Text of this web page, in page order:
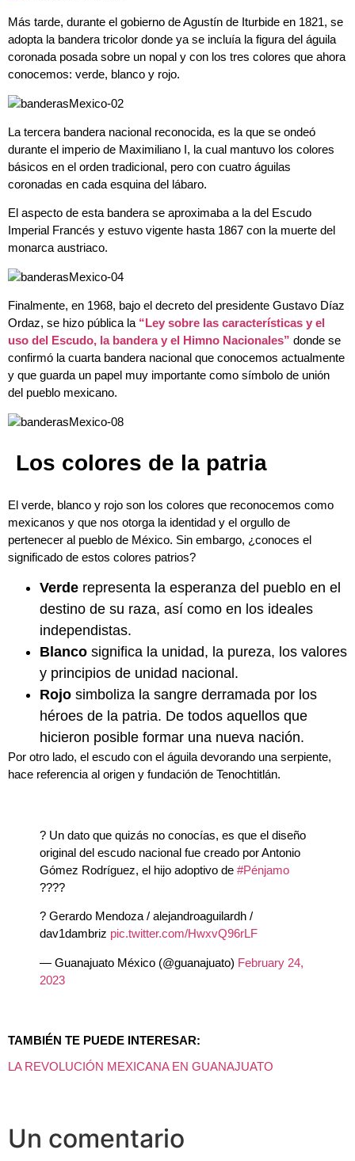
Más tarde, durante el gobierno de Agustín de Iturbide en 1821, se
adopta la bandera tricolor donde ya se incluía la figura del águila
coronada posada sobre un nopal y con los tres colores que ahora
conocemos: verde, blanco y rojo.
La tercera bandera nacional reconocida, es la que se ondeó
durante el imperio de Maximiliano I, la cual mantuvo los colores
básicos en el orden tradicional, pero con cuatro águilas
coronadas en cada esquina del lábaro.
El aspecto de esta bandera se aproximaba a la del Escudo
Imperial Francés y estuvo vigente hasta 1867 con la muerte del
monarca austriaco.
Finalmente, en 1968, bajo el decreto del presidente Gustavo Díaz
Ordaz, se hizo pública la “Ley sobre las características y el
uso del Escudo, la bandera y el Himno Nacionales” donde se
confirmó la cuarta bandera nacional que conocemos actualmente
y que guarda un papel muy importante como símbolo de unión
del pueblo mexicano.
Los colores de la patria
El verde, blanco y rojo son los colores que reconocemos como
mexicanos y que nos otorga la identidad y el orgullo de
pertenecer al pueblo de México. Sin embargo, ¿conoces el
significado de estos colores patrios?
Verde representa la esperanza del pueblo en el
destino de su raza, así como en los ideales
independistas.
Blanco significa la unidad, la pureza, los valores
y principios de unidad nacional.
Rojo simboliza la sangre derramada por los
héroes de la patria. De todos aquellos que
hicieron posible formar una nueva nación.
Por otro lado, el escudo con el águila devorando una serpiente,
hace referencia al origen y fundación de Tenochtitlán.
? Un dato que quizás no conocías, es que el diseño
original del escudo nacional fue creado por Antonio
Gómez Rodríguez, el hijo adoptivo de #Pénjamo
????
? Gerardo Mendoza / alejandroaguilardh /
dav1dambriz pic.twitter.com/HwxvQ96rLF
— Guanajuato México (@guanajuato) February 24,
2023
TAMBIÉN TE PUEDE INTERESAR:
LA REVOLUCIÓN MEXICANA EN GUANAJUATO
Un comentario